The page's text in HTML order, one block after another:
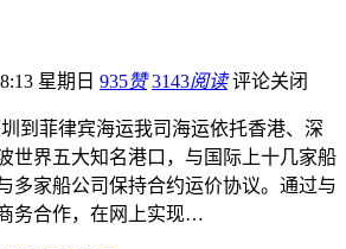
星期日 935赞 3143阅读 评论关闭
到菲律宾海运我司海运依托香港、深
世界五大知名港口，与国际上十几家船
多家船公司保持合约运价协议。通过与
务合作，在网上实现…